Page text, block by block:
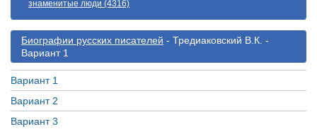
знаменитые люди (4316)
Биографии русскиx писателей - Тредиаковский В.К. -
Вариант 1
Вариант 1
Вариант 2
Вариант 3